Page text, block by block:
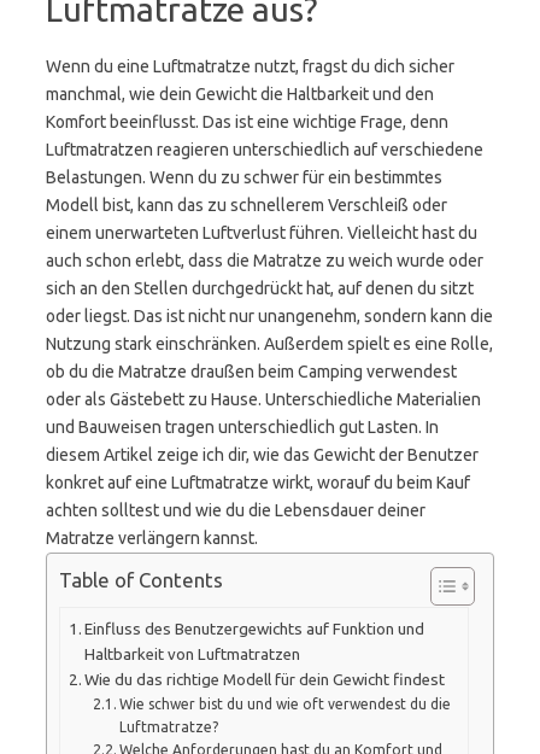
Luftmatratze aus?
Wenn du eine Luftmatratze nutzt, fragst du dich sicher
manchmal, wie dein Gewicht die Haltbarkeit und den
Komfort beeinflusst. Das ist eine wichtige Frage, denn
Luftmatratzen reagieren unterschiedlich auf verschiedene
Belastungen. Wenn du zu schwer für ein bestimmtes
Modell bist, kann das zu schnellerem Verschleiß oder
einem unerwarteten Luftverlust führen. Vielleicht hast du
auch schon erlebt, dass die Matratze zu weich wurde oder
sich an den Stellen durchgedrückt hat, auf denen du sitzt
oder liegst. Das ist nicht nur unangenehm, sondern kann die
Nutzung stark einschränken. Außerdem spielt es eine Rolle,
ob du die Matratze draußen beim Camping verwendest
oder als Gästebett zu Hause. Unterschiedliche Materialien
und Bauweisen tragen unterschiedlich gut Lasten. In
diesem Artikel zeige ich dir, wie das Gewicht der Benutzer
konkret auf eine Luftmatratze wirkt, worauf du beim Kauf
achten solltest und wie du die Lebensdauer deiner
Matratze verlängern kannst.
Table of Contents
Einfluss des Benutzergewichts auf Funktion und
Haltbarkeit von Luftmatratzen
Wie du das richtige Modell für dein Gewicht findest
Wie schwer bist du und wie oft verwendest du die
Luftmatratze?
Welche Anforderungen hast du an Komfort und